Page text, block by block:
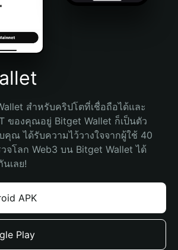
สำหรับคริปโตที่เชื่อถือได้และ
ของคุณอยู่ Bitget Wallet ก็เป็นตัว
คุณ ได้รับความไว้วางใจจากผู้ใช้ 40
โลก Web3 บน Bitget Wallet ได้
เลย!
APK
Play